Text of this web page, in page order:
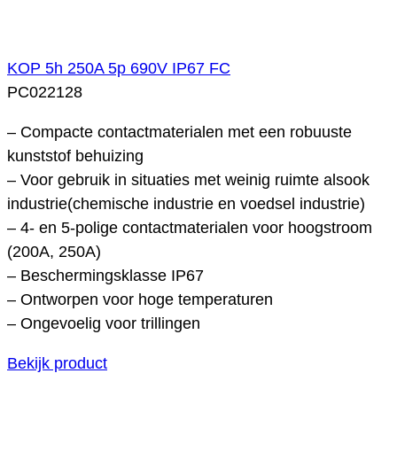
KOP 5h 250A 5p 690V IP67 FC
PC022128
– Compacte contactmaterialen met een robuuste
kunststof behuizing
– Voor gebruik in situaties met weinig ruimte alsook
industrie(chemische industrie en voedsel industrie)
– 4- en 5-polige contactmaterialen voor hoogstroom
(200A, 250A)
– Beschermingsklasse IP67
– Ontworpen voor hoge temperaturen
– Ongevoelig voor trillingen
Bekijk product